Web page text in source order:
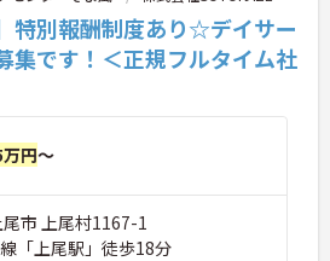
特別報酬制度あり☆デイサー
集です！＜正規フルタイム社
円～
市 上尾村1167-1
「上尾駅」徒歩18分